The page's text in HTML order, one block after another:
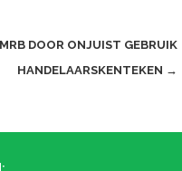
DOOR ONJUIST GEBRUIK
HANDELAARSKENTEKEN →